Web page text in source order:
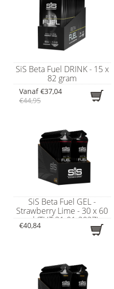
SiS Beta Fuel DRINK - 15 x
82 gram
Vanaf€37,04
€44,95
SiS Beta Fuel GEL -
Strawberry Lime - 30 x 60
ml (THT 31-01-2027)
€40,84